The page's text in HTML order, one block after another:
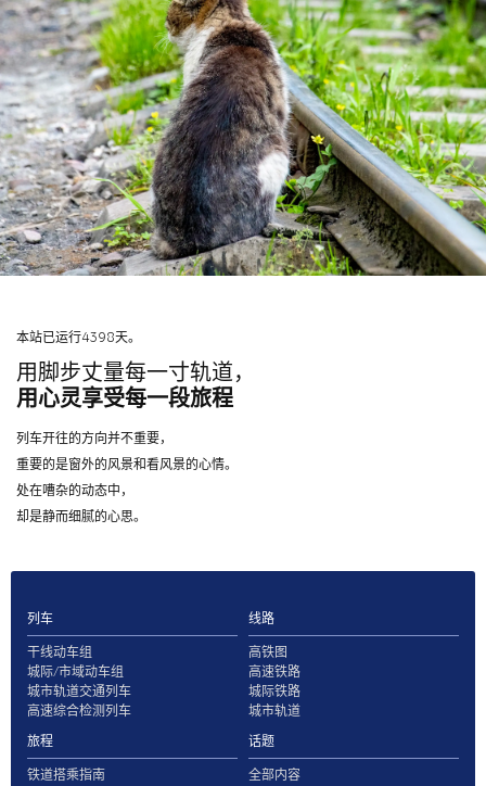
本站已运行4398天。
用脚步丈量每一寸轨道，
用心灵享受每一段旅程
列车开往的方向并不重要，
重要的是窗外的风景和看风景的心情。
处在嘈杂的动态中，
却是静而细腻的心思。
列车
干线动车组
城际/市域动车组
城市轨道交通列车
高速综合检测列车
线路
高铁图
高速铁路
城际铁路
城市轨道
旅程
铁道搭乘指南
话题
全部内容